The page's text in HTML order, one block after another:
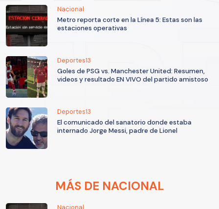
Nacional
Metro reporta corte en la Línea 5: Estas son las
estaciones operativas
Deportes13
Goles de PSG vs. Manchester United: Resumen,
videos y resultado EN VIVO del partido amistoso
Deportes13
El comunicado del sanatorio donde estaba
internado Jorge Messi, padre de Lionel
MÁS DE NACIONAL
Nacional